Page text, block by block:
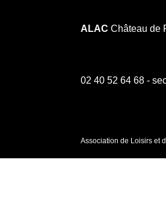
ALAC Château de
02 40 52 64 68 -
Association de Loisirs et